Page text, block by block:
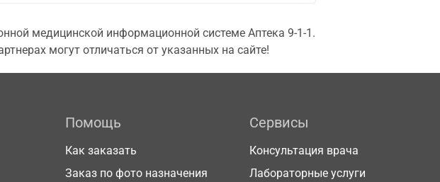
медицинской информационной системе Аптека 9-1-1.
могут отличаться от указанных на сайте!
Помощь
Как заказать
Заказ по фото назначения
Сервисы
Консультация врача
Лабораторные услуги